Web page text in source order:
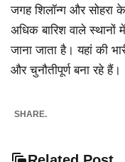
जगह शिलॉन्ग और सोहरा
अधिक बारिश वाले
जाना जाता है। यहां की
और चुनौतीपूर्ण बना रहे हैं।
SHARE.